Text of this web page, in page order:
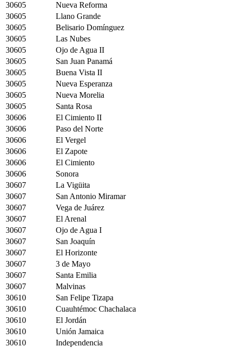
30605
Nueva Reforma
30605
Llano Grande
30605
Belisario Domínguez
30605
Las Nubes
30605
Ojo de Agua II
30605
San Juan Panamá
30605
Buena Vista II
30605
Nueva Esperanza
30605
Nueva Morelia
30605
Santa Rosa
30606
El Cimiento II
30606
Paso del Norte
30606
El Vergel
30606
El Zapote
30606
El Cimiento
30606
Sonora
30607
La Vigüita
30607
San Antonio Miramar
30607
Vega de Juárez
30607
El Arenal
30607
Ojo de Agua I
30607
San Joaquín
30607
El Horizonte
30607
3 de Mayo
30607
Santa Emilia
30607
Malvinas
30610
San Felipe Tizapa
30610
Cuauhtémoc Chachalaca
30610
El Jordán
30610
Unión Jamaica
30610
Independencia